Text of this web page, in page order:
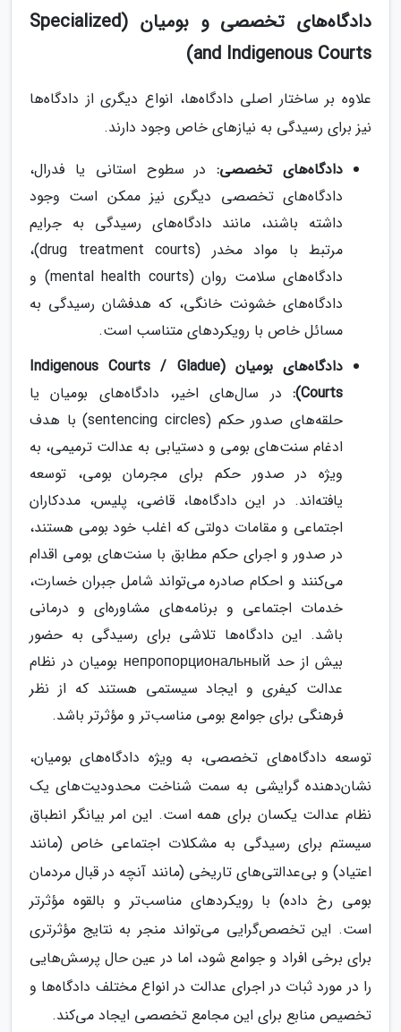
دادگاه‌های تخصصی و بومیان (Specialized
and Indigenous Courts)
علاوه بر ساختار اصلی دادگاه‌ها، انواع دیگری از دادگاه‌ها
نیز برای رسیدگی به نیازهای خاص وجود دارند.
دادگاه‌های تخصصی:در سطوح استانی یا فدرال،
دادگاه‌های تخصصی دیگری نیز ممکن است وجود
داشته باشند، مانند دادگاه‌های رسیدگی به جرایم
مرتبط با مواد مخدر (drug treatment courts)،
دادگاه‌های سلامت روان (mental health courts) و
دادگاه‌های خشونت خانگی، که هدفشان رسیدگی به
مسائل خاص با رویکردهای متناسب است.
دادگاه‌های بومیان (Indigenous Courts / Gladue
Courts):
در سال‌های اخیر، دادگاه‌های بومیان یا
حلقه‌های صدور حکم (sentencing circles) با هدف
ادغام سنت‌های بومی و دستیابی به عدالت ترمیمی، به
ویژه در صدور حکم برای مجرمان بومی، توسعه
یافته‌اند. در این دادگاه‌ها، قاضی، پلیس، مددکاران
اجتماعی و مقامات دولتی که اغلب خود بومی هستند،
در صدور و اجرای حکم مطابق با سنت‌های بومی اقدام
می‌کنند و احکام صادره می‌تواند شامل جبران خسارت،
خدمات اجتماعی و برنامه‌های مشاوره‌ای و درمانی
باشد. این دادگاه‌ها تلاشی برای رسیدگی به حضور
بیش از حد непропорциональный بومیان در نظام
عدالت کیفری و ایجاد سیستمی هستند که از نظر
فرهنگی برای جوامع بومی مناسب‌تر و مؤثرتر باشد.
توسعه دادگاه‌های تخصصی، به ویژه دادگاه‌های بومیان،
نشان‌دهنده گرایشی به سمت شناخت محدودیت‌های یک
نظام عدالت یکسان برای همه است. این امر بیانگر انطباق
سیستم برای رسیدگی به مشکلات اجتماعی خاص (مانند
اعتیاد) و بی‌عدالتی‌های تاریخی (مانند آنچه در قبال مردمان
بومی رخ داده) با رویکردهای مناسب‌تر و بالقوه مؤثرتر
است. این تخصص‌گرایی می‌تواند منجر به نتایج مؤثرتری
برای برخی افراد و جوامع شود، اما در عین حال پرسش‌هایی
را در مورد ثبات در اجرای عدالت در انواع مختلف دادگاه‌ها و
تخصیص منابع برای این مجامع تخصصی ایجاد می‌کند.